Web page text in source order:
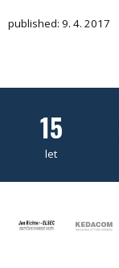
published: 9. 4. 2017
15
let